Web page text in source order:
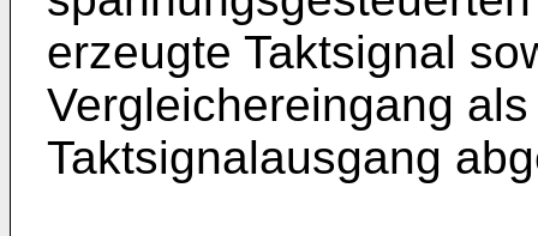
erzeugte Taktsignal
Vergleichereingang
Taktsignalausgang